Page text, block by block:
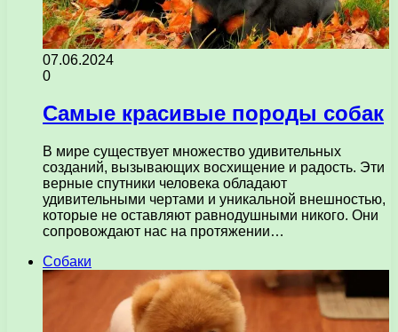
07.06.2024
0
Самые красивые породы собак
В мире существует множество удивительных
созданий, вызывающих восхищение и радость. Эти
верные спутники человека обладают
удивительными чертами и уникальной внешностью,
которые не оставляют равнодушными никого. Они
сопровождают нас на протяжении…
Собаки